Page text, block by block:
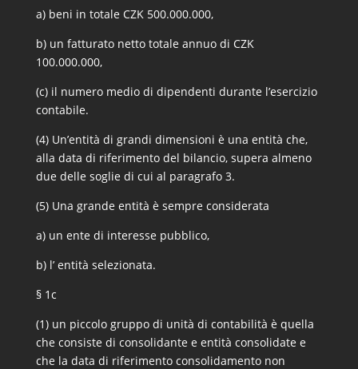
a) beni in totale CZK 500.000.000,
b) un fatturato netto totale annuo di CZK
100.000.000,
(c) il numero medio di dipendenti durante l’esercizio
contabile.
(4) Un’entità di grandi dimensioni è una entità che,
alla data di riferimento del bilancio, supera almeno
due delle soglie di cui al paragrafo 3.
(5) Una grande entità è sempre considerata
a) un ente di interesse pubblico,
b) l’ entità selezionata.
§ 1c
(1) un piccolo gruppo di unità di contabilità è quella
che consiste di consolidante e entità consolidate e
che la data di riferimento consolidamento non